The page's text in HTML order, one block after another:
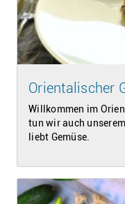
Orientalischer
Willkommen im
tun wir auch
liebt Gemüse.